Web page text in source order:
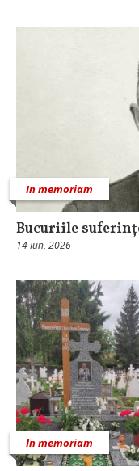
In memoriam
Bucuriile
14 Iun, 2026
In memoriam